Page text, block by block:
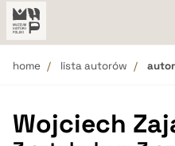
home lista autorów autor
Wojciech